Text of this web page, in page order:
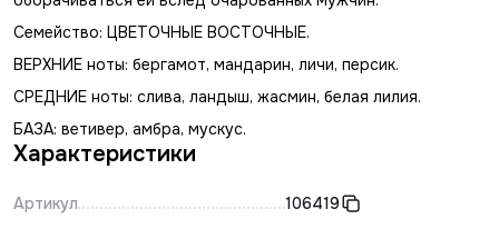
Семейство: ЦВЕТОЧНЫЕ ВОСТОЧНЫЕ.
ВЕРХНИЕ ноты: бергамот, мандарин, личи, персик.
СРЕДНИЕ ноты: слива, ландыш, жасмин, белая лилия.
БАЗА: ветивер, амбра, мускус.
Характеристики
Артикул
106419